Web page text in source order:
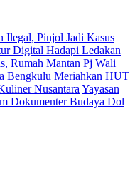
Ilegal, Pinjol Jadi Kasus
Digital Hadapi Ledakan
Rumah Mantan Pj Wali
Bengkulu Meriahkan HUT
Nusantara Yayasan
Dokumenter Budaya Dol